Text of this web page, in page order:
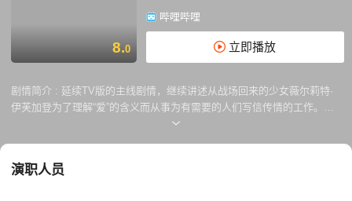
8.0
哔哩哔哩
立即播放
剧情简介 : 延续TV版的主线剧情，继续讲述从战场回来的少女薇尔莉特·
伊芙加登为了理解“爱”的含义而从事为有需要的人们写信传情的工作。薇
妹一直挂念的少佐的下落大概率会在这部剧场版中讲述。
演职人员